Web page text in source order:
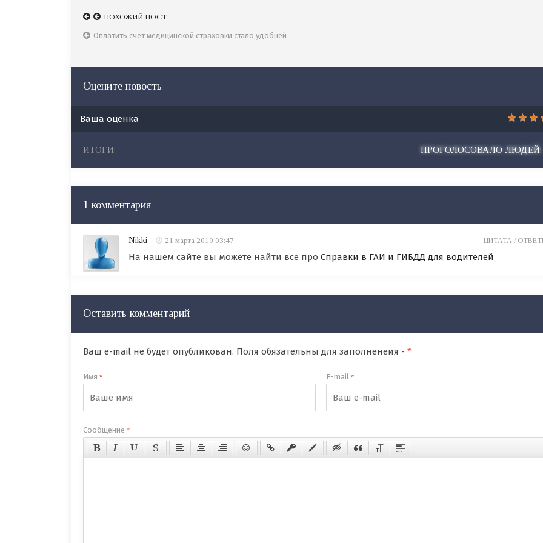
ПОХОЖИЙ ПОСТ
Актуальные вопросы о ЕНПФ
ПОХОЖИЙ ПОСТ
Оплатить счет медицинской страховки стало удобней
Оцените новость
Ваша оценка
ИТОГИ: ПРОГОЛОСОВАЛО ЛЮДЕЙ:
1 комментария
Nikki 21 марта 2019 03:47
На нашем сайте вы можете найти все про Справки в ГАИ и ГИБДД для водителей
ЦИТАТА /
Оставить комментарий
Ваш e-mail не будет опубликован. Поля обязательны для заполненеия - *
Имя * E-mail *
Сообщение *